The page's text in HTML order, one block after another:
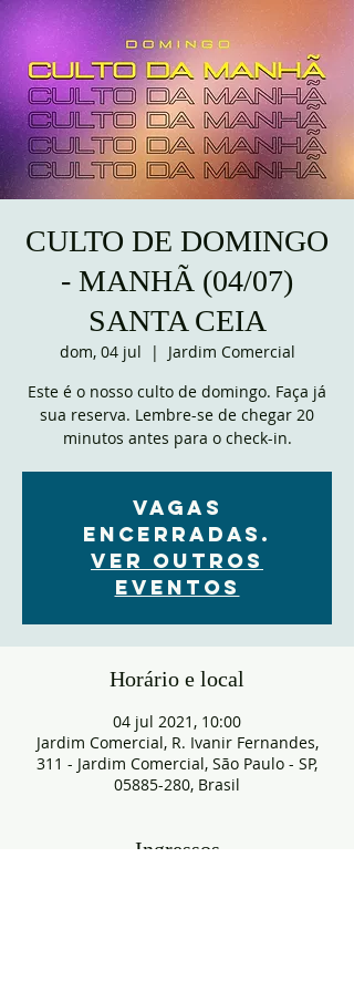
CULTO DE DOMINGO
- MANHÃ (04/07)
SANTA CEIA
dom, 04 jul
  |
Jardim Comercial
Este é o nosso culto de domingo. Faça já
sua reserva. Lembre-se de chegar 20
minutos antes para o check-in.
VAGAS
ENCERRADAS.
Ver outros
eventos
Horário e local
04 jul 2021, 10:00
Jardim Comercial, R. Ivanir Fernandes,
311 - Jardim Comercial, São Paulo - SP,
05885-280, Brasil
Ingressos